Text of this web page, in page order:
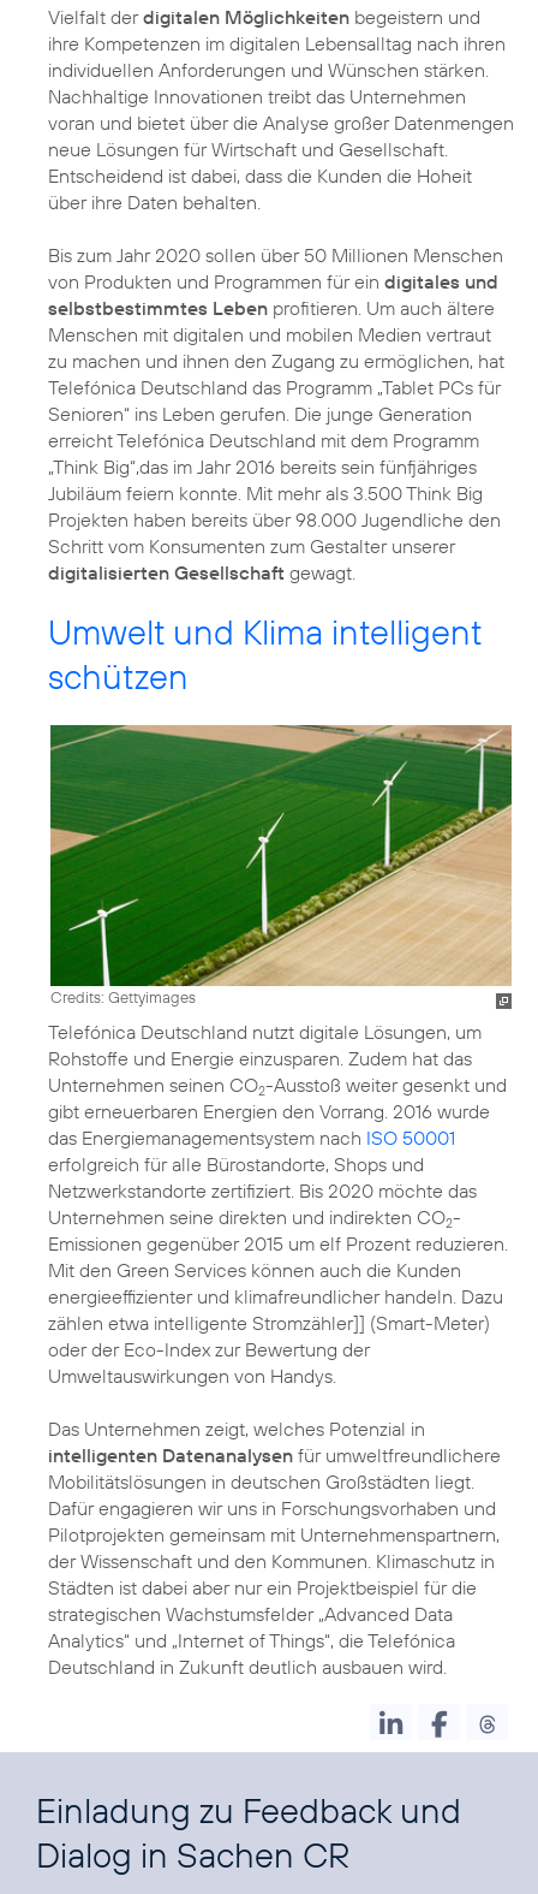
Vielfalt derdigitalen Möglichkeiten begeistern und
ihre Kompetenzen im digitalen Lebensalltag nach ihren
individuellen Anforderungen und Wünschen stärken.
Nachhaltige Innovationen treibt das Unternehmen
voran und bietet über die Analyse großer Datenmengen
neue Lösungen für Wirtschaft und Gesellschaft.
Entscheidend ist dabei, dass die Kunden die Hoheit
über ihre Daten behalten.
Bis zum Jahr 2020 sollen über 50 Millionen Menschen
von Produkten und Programmen für ein digitales und
selbstbestimmtes Leben profitieren. Um auch ältere
Menschen mit digitalen und mobilen Medien vertraut
zu machen und ihnen den Zugang zu ermöglichen, hat
Telefónica Deutschland das Programm „Tablet PCs für
Senioren“ ins Leben gerufen. Die junge Generation
erreicht Telefónica Deutschland mit dem Programm
„Think Big“,das im Jahr 2016 bereits sein fünfjähriges
Jubiläum feiern konnte. Mit mehr als 3.500 Think Big
Projekten haben bereits über 98.000 Jugendliche den
Schritt vom Konsumenten zum Gestalter unserer
digitalisierten Gesellschaft gewagt.
Umwelt und Klima intelligent
schützen
Credits: Gettyimages
Telefónica Deutschland nutzt digitale Lösungen, um
Rohstoffe und Energie einzusparen. Zudem hat das
Unternehmen seinen CO2-Ausstoß weiter gesenkt und
gibt erneuerbaren Energien den Vorrang. 2016 wurde
das Energiemanagementsystem nach ISO 50001
erfolgreich für alle Bürostandorte, Shops und
Netzwerkstandorte zertifiziert. Bis 2020 möchte das
Unternehmen seine direkten und indirekten CO2-
Emissionen gegenüber 2015 um elf Prozent reduzieren.
Mit den Green Services können auch die Kunden
energieeffizienter und klimafreundlicher handeln. Dazu
zählen etwa intelligente Stromzähler]] (Smart-Meter)
oder der Eco-Index zur Bewertung der
Umweltauswirkungen von Handys.
Das Unternehmen zeigt, welches Potenzial in
intelligenten Datenanalysen für umweltfreundlichere
Mobilitätslösungen in deutschen Großstädten liegt.
Dafür engagieren wir uns in Forschungsvorhaben und
Pilotprojekten gemeinsam mit Unternehmenspartnern,
der Wissenschaft und den Kommunen. Klimaschutz in
Städten ist dabei aber nur ein Projektbeispiel für die
strategischen Wachstumsfelder „Advanced Data
Analytics“ und „Internet of Things“, die Telefónica
Deutschland in Zukunft deutlich ausbauen wird.
Einladung zu Feedback und
Dialog in Sachen CR